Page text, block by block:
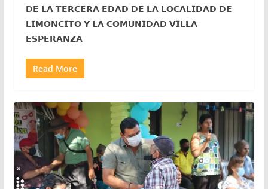
𝗗𝗘 𝗟𝗔 𝗧𝗘𝗥𝗖𝗘𝗥𝗔 𝗘𝗗𝗔𝗗 𝗗𝗘 𝗟𝗔 𝗟𝗢𝗖𝗔𝗟𝗜𝗗𝗔𝗗 𝗗𝗘
𝗟𝗜𝗠𝗢𝗡𝗖𝗜𝗧𝗢 𝗬 𝗟𝗔 𝗖𝗢𝗠𝗨𝗡𝗜𝗗𝗔𝗗 𝗩𝗜𝗟𝗟𝗔
𝗘𝗦𝗣𝗘𝗥𝗔𝗡𝗭𝗔
Read More